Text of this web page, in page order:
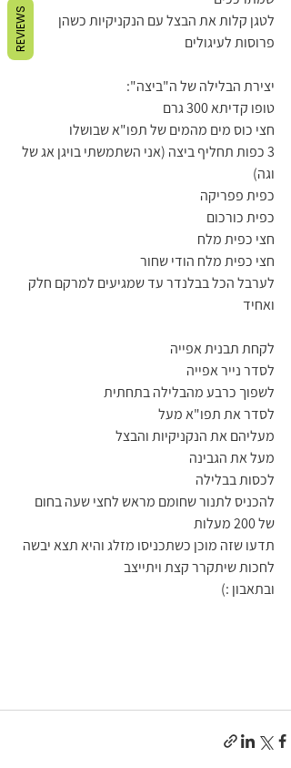
לטגן קלות את הבצל עם הנקניקיות כשהן
פרוסות לעיגולים
יצירת הבלילה של ה"ביצה":
טופו קדיתא 300 גרם
חצי כוס מים מהמים של תפו"א שבושלו
3 כפות תחליף ביצה (אני השתמשתי בויגן אג של
וגה)
כפית פפריקה
כפית כורכום
חצי כפית מלח
חצי כפית מלח הודי שחור
לערבל הכל בבלנדר עד שמגיעים למרקם חלק
ואחיד
לקחת תבנית אפייה
לסדר נייר אפייה
לשפוך כרבע מהבלילה בתחתית
לסדר את תפו"א מעל
מעליהם את הנקניקיות והבצל
מעל את הגבינה
לכסות בבלילה
להכניס לתנור שחומם מראש לחצי שעה בחום
של 200 מעלות
תדעו שזה מוכן כשתכניסו מזלג והיא תצא יבשה
לחכות שיתקרר קצת ויתייצב
ובתאבון :)
REVIEWS